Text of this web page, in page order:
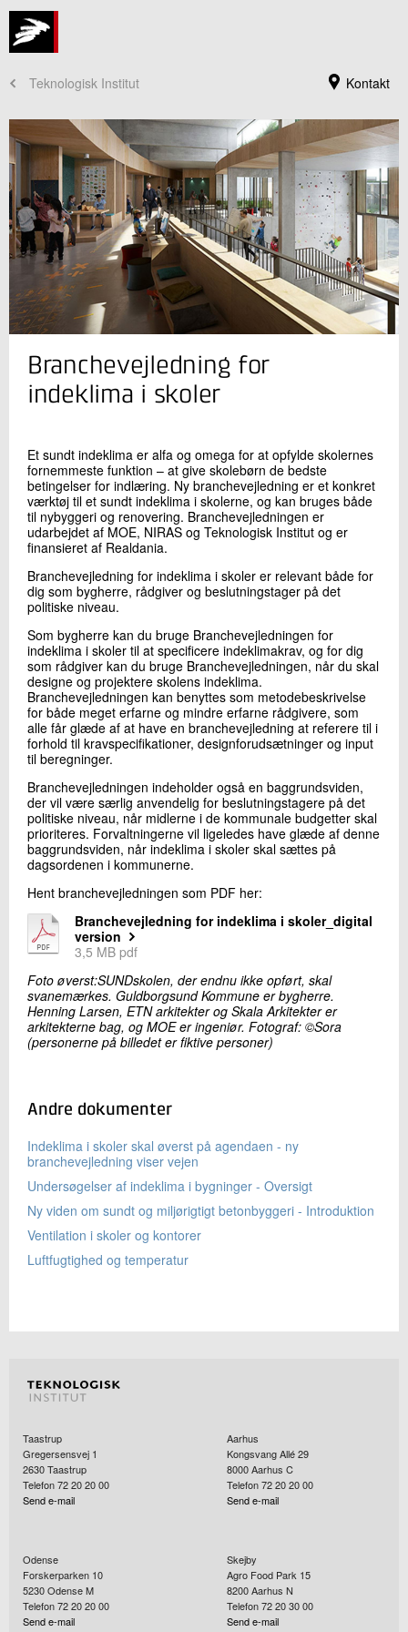
Kontakt
Teknologisk Institut
Jeg er din kontaktperson
Maja Skovgaard
Faglig leder
Byggeri og Anlæg
Skriv til mig
Send
Branchevejledning for
indeklima i skoler
Et sundt indeklima er alfa og omega for at opfylde skolernes
fornemmeste funktion – at give skolebørn de bedste
betingelser for indlæring. Ny branchevejledning er et konkret
værktøj til et sundt indeklima i skolerne, og kan bruges både
til nybyggeri og renovering. Branchevejledningen er
udarbejdet af MOE, NIRAS og Teknologisk Institut og er
finansieret af Realdania.
Branchevejledning for indeklima i skoler er relevant både for
dig som bygherre, rådgiver og beslutningstager på det
politiske niveau.
Som bygherre kan du bruge Branchevejledningen for
indeklima i skoler til at specificere indeklimakrav, og for dig
som rådgiver kan du bruge Branchevejledningen, når du skal
designe og projektere skolens indeklima.
Branchevejledningen kan benyttes som metodebeskrivelse
for både meget erfarne og mindre erfarne rådgivere, som
alle får glæde af at have en branchevejledning at referere til i
forhold til kravspecifikationer, designforudsætninger og input
til beregninger.
Branchevejledningen indeholder også en baggrundsviden,
der vil være særlig anvendelig for beslutningstagere på det
politiske niveau, når midlerne i de kommunale budgetter skal
prioriteres. Forvaltningerne vil ligeledes have glæde af denne
baggrundsviden, når indeklima i skoler skal sættes på
dagsordenen i kommunerne.
Hent branchevejledningen som PDF her:
Branchevejledning for indeklima i skoler_digital
version
3,5 MB pdf
Foto øverst:SUNDskolen, der endnu ikke opført, skal
svanemærkes. Guldborgsund Kommune er bygherre.
Henning Larsen, ETN arkitekter og Skala Arkitekter er
arkitekterne bag, og MOE er ingeniør. Fotograf: ©Sora
(personerne på billedet er fiktive personer)
Andre dokumenter
Indeklima i skoler skal øverst på agendaen - ny
branchevejledning viser vejen
Undersøgelser af indeklima i bygninger - Oversigt
Ny viden om sundt og miljørigtigt betonbyggeri - Introduktion
Ventilation i skoler og kontorer
Luftfugtighed og temperatur
Taastrup
Gregersensvej 1
2630Taastrup
Telefon 72 20 20 00
Send e-mail
Aarhus
Kongsvang Allé 29
8000Aarhus C
Telefon 72 20 20 00
Send e-mail
Odense
Forskerparken 10
5230Odense M
Telefon 72 20 20 00
Send e-mail
Skejby
Agro Food Park 15
8200Aarhus N
Telefon 72 20 30 00
Send e-mail